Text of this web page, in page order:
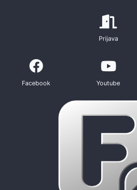
Prijava
Facebook Youtube